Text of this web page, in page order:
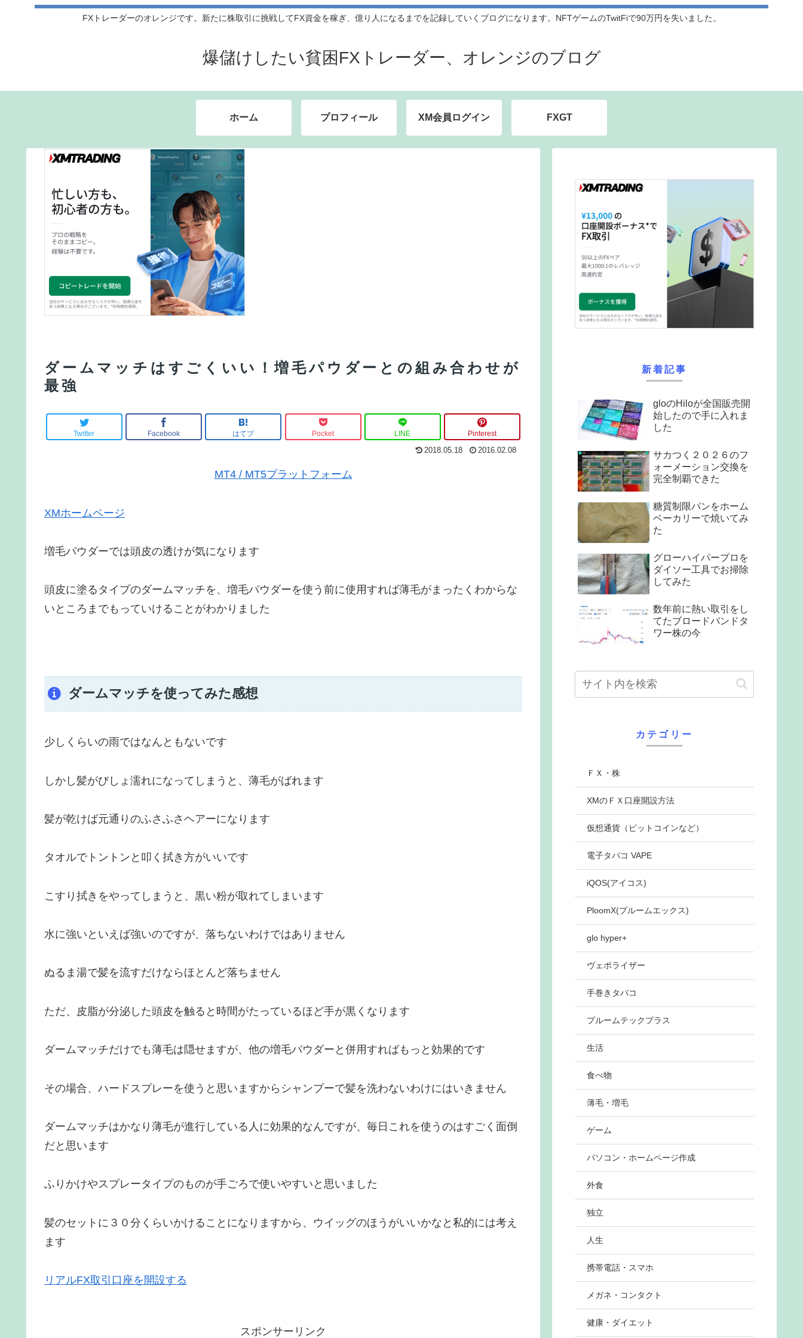
FXトレーダーのオレンジです。新たに株取引に挑戦してFX資金を稼ぎ、億り人になるまでを記録していくブログになります。NFTゲームのTwitFiで90万円を失いました。
爆儲けしたい貧困FXトレーダー、オレンジのブログ
ホーム プロフィール XM会員ログイン FXGT
ダームマッチはすごくいい！増毛パウダーとの組み合わせが
最強
Twitter Facebook はてブ Pocket LINE Pinterest
2018.05.18 2016.02.08
MT4 / MT5プラットフォーム
XMホームページ
増毛パウダーでは頭皮の透けが気になります
頭皮に塗るタイプのダームマッチを、増毛パウダーを使う前に使用すれば薄毛がまったくわからな
いところまでもっていけることがわかりました
ダームマッチを使ってみた感想
少しくらいの雨ではなんともないです
しかし髪がびしょ濡れになってしまうと、薄毛がばれます
髪が乾けば元通りのふさふさヘアーになります
タオルでトントンと叩く拭き方がいいです
こすり拭きをやってしまうと、黒い粉が取れてしまいます
水に強いといえば強いのですが、落ちないわけではありません
ぬるま湯で髪を流すだけならほとんど落ちません
ただ、皮脂が分泌した頭皮を触ると時間がたっているほど手が黒くなります
ダームマッチだけでも薄毛は隠せますが、他の増毛パウダーと併用すればもっと効果的です
その場合、ハードスプレーを使うと思いますからシャンプーで髪を洗わないわけにはいきません
ダームマッチはかなり薄毛が進行している人に効果的なんですが、毎日これを使うのはすごく面倒
だと思います
ふりかけやスプレータイプのものが手ごろで使いやすいと思いました
髪のセットに３０分くらいかけることになりますから、ウイッグのほうがいいかなと私的には考え
ます
リアルFX取引口座を開設する
スポンサーリンク
新着記事
gloのHiloが全国販売開
始したので手に入れま
した
サカつく２０２６のフ
ォーメーション交換を
完全制覇できた
糖質制限パンをホーム
ベーカリーで焼いてみ
た
グローハイパープロを
ダイソー工具でお掃除
してみた
数年前に熱い取引をし
てたブロードバンドタ
ワー株の今
カテゴリー
ＦＸ・株
XMのＦＸ口座開設方法
仮想通貨（ビットコインなど）
電子タバコ VAPE
iQOS(アイコス)
PloomX(プルームエックス)
glo hyper+
ヴェポライザー
手巻きタバコ
プルームテックプラス
生活
食べ物
薄毛・増毛
ゲーム
パソコン・ホームページ作成
外食
独立
人生
携帯電話・スマホ
メガネ・コンタクト
健康・ダイエット